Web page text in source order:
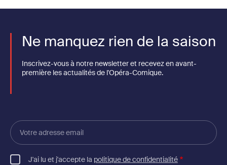
Ne manquez rien de la saison
Inscrivez-vous à notre newsletter et recevez en avant-
première les actualités de l'Opéra-Comique.
Votre
adresse
email
J'ai lu et j'accepte la politique de confidentialité